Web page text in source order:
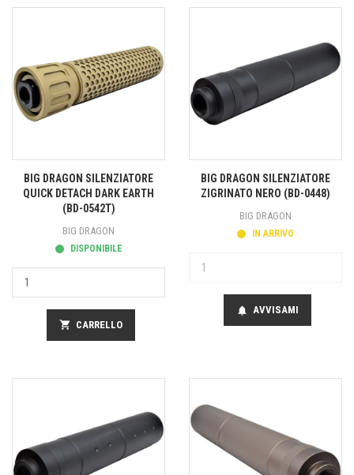
BIG DRAGON SILENZIATORE
QUICK DETACH DARK EARTH
(BD-0542T)
BIG DRAGON
DISPONIBILE
shopping_cart CARRELLO
BIG DRAGON SILENZIATORE
ZIGRINATO NERO (BD-0448)
BIG DRAGON
IN ARRIVO
notifications AVVISAMI